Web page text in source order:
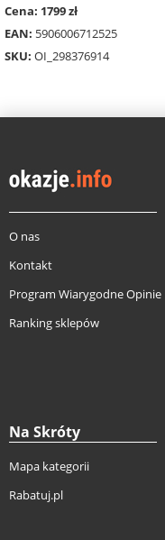
Cena: 1799 zł
EAN: 5906006712525
SKU: OI_298376914
O nas
Kontakt
Program Wiarygodne Opinie
Ranking sklepów
Na Skróty
Mapa kategorii
Rabatuj.pl